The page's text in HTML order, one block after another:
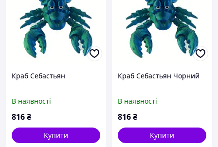
Краб Себастьян
В наявності
816₴
Купити
Краб Себастьян Чорний
В наявності
816₴
Купити